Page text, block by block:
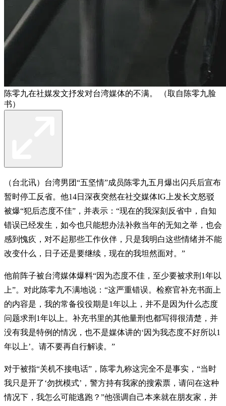
陈零九在社媒发文抒发对台湾媒体的不满。 （取自陈零九脸
书）
（台北讯）台湾男团“五坚情”成员陈零九五月爆出闪兵后宣布
暂时停工反省。他14日深夜突然在社交媒体IG上发长文怒驳
被爆“犯后态度不佳”，并表示：“现在的我深刻反省中，自知
错误已经发生，如今也只能想办法补救当年的无知之举，也会
感到愧疚，对不起那些工作伙伴，只是我明白这些情绪并不能
改变什么，日子还是要继续，现在的我坦然面对。”
他前阵子被台湾媒体爆料“因为态度不佳，至少要被求刑1年以
上”。对此陈零九不满地说：“这严重错误。检察官补充书面上
的内容是，我的常备役役期是1年以上，并不是因为什么态度
问题求刑1年以上。补充书里的其他量刑也都写得很清楚，并
没有我是特例的情况，也不是媒体讲的‘因为我态度不好所以1
年以上’。请不要再自行解读。”
对于被指“关机不接电话”，陈零九称这完全不是事实，“当时
我只是开了‘勿扰模式’，警方持有我家的搜索票，请问在这种
情况下，我怎么可能逃跑？”他强调自己本来就在朋友家，并